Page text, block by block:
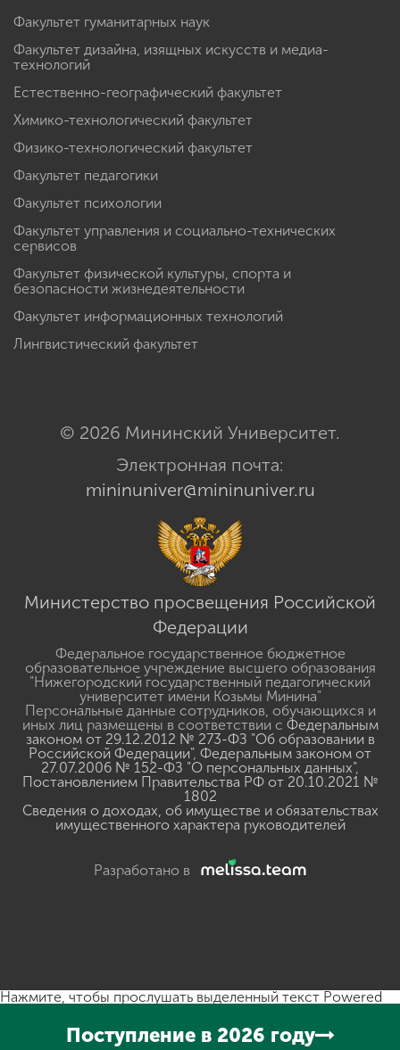
Факультет гуманитарных наук
Факультет дизайна, изящных искусств и медиа-
технологий
Естественно-географический факультет
Химико-технологический факультет
Физико-технологический факультет
Факультет педагогики
Факультет психологии
Факультет управления и социально-технических
сервисов
Факультет физической культуры, спорта и
безопасности жизнедеятельности
Факультет информационных технологий
Лингвистический факультет
© 2026 Мининский Университет.
Электронная почта:
mininuniver@mininuniver.ru
Министерство просвещения Российской
Федерации
Федеральное государственное бюджетное
образовательное учреждение высшего образования
"Нижегородский государственный педагогический
университет имени Козьмы Минина"
Персональные данные сотрудников, обучающихся и
иных лиц размещены в соответствии с Федеральным
законом от 29.12.2012 № 273-ФЗ "Об образовании в
Российской Федерации", Федеральным законом от
27.07.2006 № 152-ФЗ "О персональных данных",
Постановлением Правительства РФ от 20.10.2021 №
1802
Сведения о доходах, об имуществе и обязательствах
имущественного характера руководителей
Разработано в
Поступление в 2026 году
Нажмите, чтобы прослушать выделенный текст Powered